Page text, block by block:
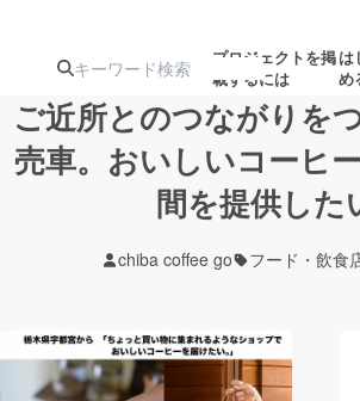
プロジェクトを掲
載するには
は
め
注目のリ 注目の新着プロ
ジェクト
募集終了
テクノロジー・ガジェット
ご近所とのつながりを
売車。おいしいコーヒ
間を提供した
chiba coffee go フード・飲食